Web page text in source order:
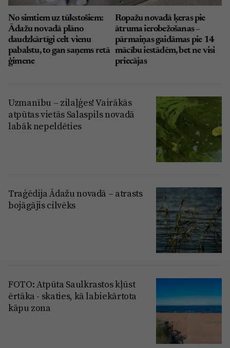
No simtiem uz tūkstošiem:
Ādažu novadā plāno
daudzkārtīgi celt vienu
pabalstu, to gan saņems retā
ģimene
Ropažu novadā ķeras pie
ātruma ierobežošanas –
pārmaiņas gaidāmas pie 14
mācību iestādēm, bet ne visi
priecājas
Uzmanību – zilaļģes! Vairākās
atpūtas vietās Salaspils novadā
labāk nepeldēties
Traģēdija Ādažu novadā – atrasts
bojāgājis cilvēks
FOTO: Atpūta Saulkrastos kļūst
ērtāka - skaties, kā labiekārtota
kāpu zona